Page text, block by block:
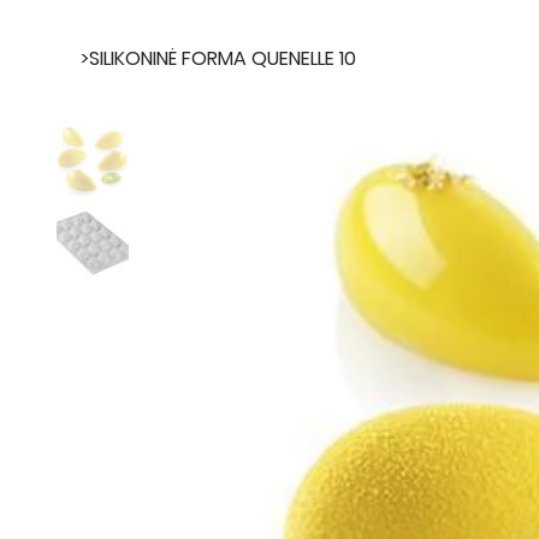
>SILIKONINĖ FORMA QUENELLE 10